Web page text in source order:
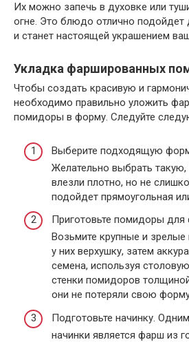
Их можно запечь в духовке или
огне. Это блюдо отлично подойдет
и станет настоящей украшением
Укладка фаршированных
Чтобы создать красивую и
необходимо правильно уложить
помидоры в форму. Следуйте
Выберите подходящую
Желательно выбрать
влезли плотно, но не
подойдет прямоугольная
Приготовьте помидоры
Возьмите крупные и
у них верхушку, затем
семена, используя
стенки помидоров
они не потеряли свою
Подготовьте начинку.
начинки является фарш из